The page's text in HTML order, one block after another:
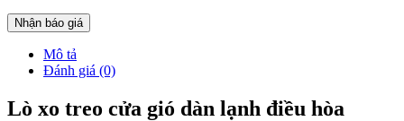
Nhận báo giá
Mô tả
Đánh giá (0)
Lò xo treo cửa gió dàn lạnh điều hòa